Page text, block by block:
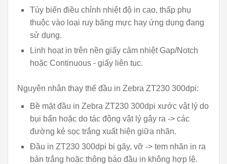
Tùy biến điều chỉnh nhiệt độ in cao, thấp phụ
thuộc vào loại ruy băng mực hay ứng dụng đang
sử dụng.
Linh hoạt in trên nền giấy cảm nhiệt Gap/Notch
hoặc Continuous - giấy liên tục.
Nguyên nhân thay thế đầu in Zebra ZT230 300dpi:
Bề mặt đầu in Zebra ZT230 300dpi xước vật lý do
bụi bẩn hoặc do tác động vật lý gây ra -> các
đường kẻ sọc trắng xuất hiện giữa nhãn.
Đầu in ZT230 300dpi bị gãy, vỡ -> tem nhãn in ra
bản trắng hoặc thông báo đầu in không hợp lệ.